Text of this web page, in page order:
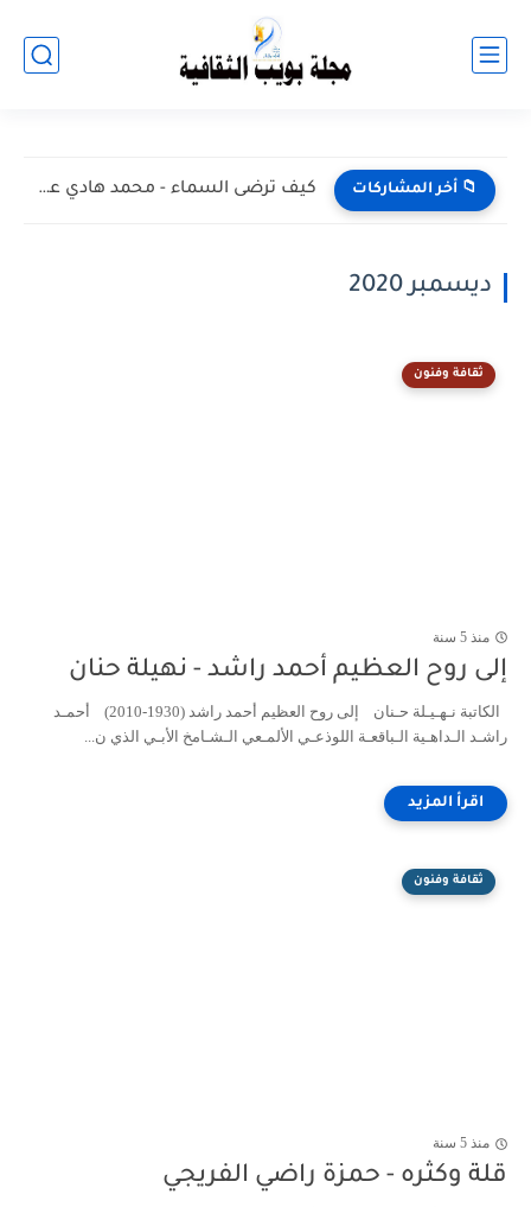
📁 أخر المشاركات كيف ترضى السماء - محمد هادي عون
ديسمبر 2020
ثقافة وفنون
منذ 5 سنة
إلى روح العظيم أحمد راشد - نهيلة حنان
الكاتبة نـهـيـلة حـنان إلى روح العظيم أحمد راشد (1930-2010) أحمـد
راشـد الـداهـية الـباقعـة اللوذعـي الألمـعي الـشـامخ الأبـي الذي ن...
ثقافة وفنون
منذ 5 سنة
قلة وكثره - حمزة راضي الفريجي